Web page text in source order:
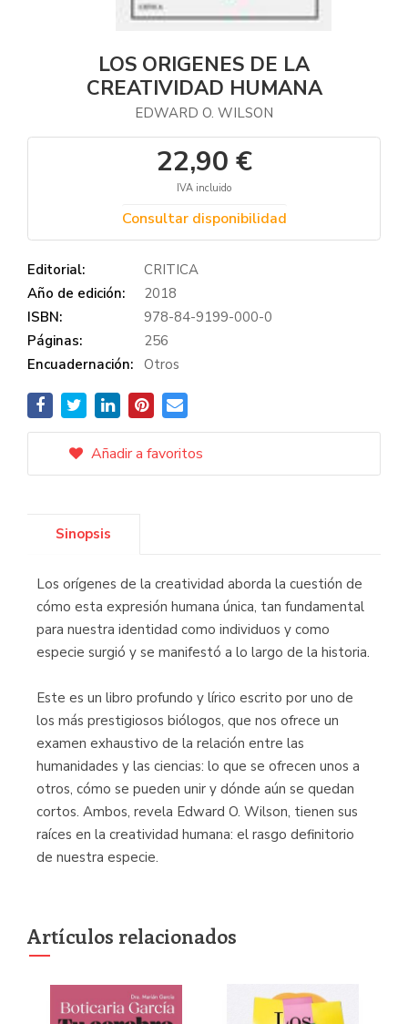
LOS ORIGENES DE LA
CREATIVIDAD HUMANA
EDWARD O. WILSON
22,90 €
IVA incluido
Consultar disponibilidad
Editorial:
CRITICA
Año de edición:
2018
ISBN:
978-84-9199-000-0
Páginas:
256
Encuadernación: Otros
Añadir a favoritos
Sinopsis
Los orígenes de la creatividad aborda la cuestión de
cómo esta expresión humana única, tan fundamental
para nuestra identidad como individuos y como
especie surgió y se manifestó a lo largo de la historia.
Este es un libro profundo y lírico escrito por uno de
los más prestigiosos biólogos, que nos ofrece un
examen exhaustivo de la relación entre las
humanidades y las ciencias: lo que se ofrecen unos a
otros, cómo se pueden unir y dónde aún se quedan
cortos. Ambos, revela Edward O. Wilson, tienen sus
raíces en la creatividad humana: el rasgo definitorio
de nuestra especie.
Artículos relacionados